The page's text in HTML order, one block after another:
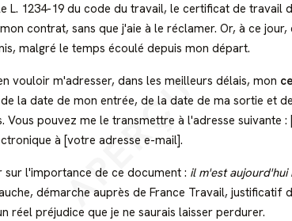
APERÇU
L. 1234-19 du code du travail, le certificat de travail
contrat, sans que j'aie à le réclamer. Or, à ce
malgré le temps écoulé depuis mon départ.
vouloir m'adresser, dans les meilleurs délais, mon
la date de mon entrée, de la date de ma sortie et
Vous pouvez me le transmettre à l'adresse suivante
à [votre adresse e-mail].
sur l'importance de ce document : il m'est aujourd'hui
démarche auprès de France Travail, justificatif
réel préjudice que je ne saurais laisser perdurer.